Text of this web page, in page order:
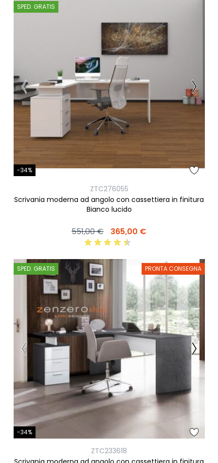
SPED. GRATIS
-34%
ZTC276055
Scrivania moderna ad angolo con cassettiera in finitura
Bianco lucido
551,00 € 365,00 €
SPED. GRATIS PRONTA CONSEGNA
-34%
ZTC233618